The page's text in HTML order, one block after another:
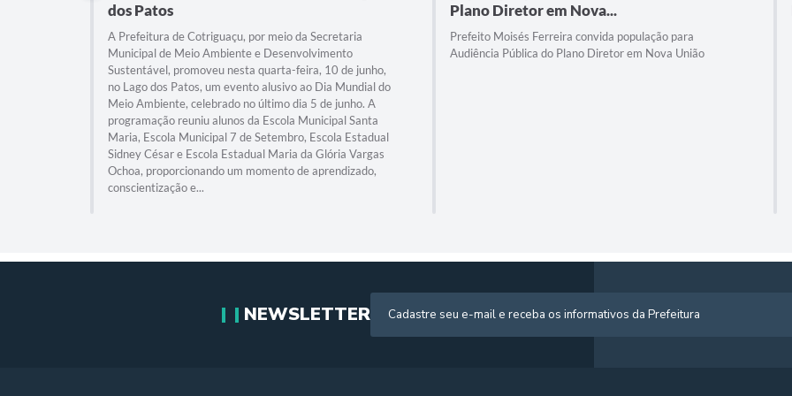
dos Patos
A Prefeitura de Cotriguaçu, por meio da Secretaria
Municipal de Meio Ambiente e Desenvolvimento
Sustentável, promoveu nesta quarta-feira, 10 de junho,
no Lago dos Patos, um evento alusivo ao Dia Mundial do
Meio Ambiente, celebrado no último dia 5 de junho. A
programação reuniu alunos da Escola Municipal Santa
Maria, Escola Municipal 7 de Setembro, Escola Estadual
Sidney César e Escola Estadual Maria da Glória Vargas
Ochoa, proporcionando um momento de aprendizado,
conscientização e...
Plano Diretor em Nova...
Prefeito Moisés Ferreira convida população para
Audiência Pública do Plano Diretor em Nova União
NEWSLETTER